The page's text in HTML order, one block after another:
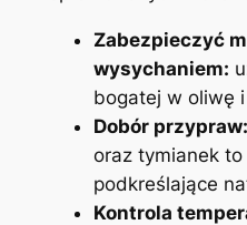
Zabezpieczyć
wysychaniem:
bogatej w oliwę
Dobór przypraw:
oraz tymianek
podkreślające
Kontrola